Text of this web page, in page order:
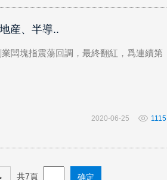
産、半導..
闆塊指震蕩回調，最終翻紅，爲連續第
1115
2020-06-25
共7頁